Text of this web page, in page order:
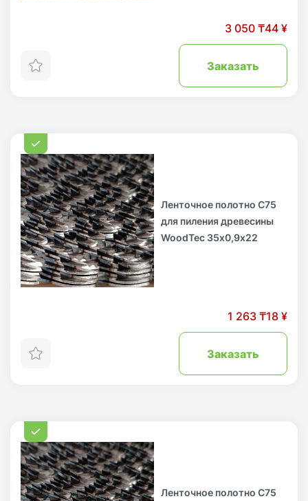
3 050 ₸44 ¥
Заказать
Ленточное полотно С75
для пиления древесины
WoodTec 35х0,9х22
1 263 ₸18 ¥
Заказать
Ленточное полотно С75